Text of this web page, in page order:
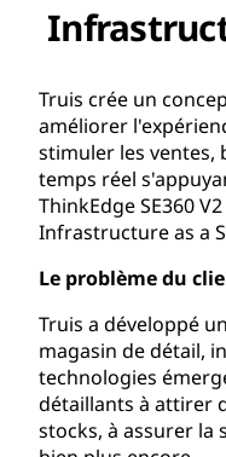
Truis crée un
améliorer
stimuler les ventes,
temps réel
ThinkEdge SE360
Infrastructure as a
Le problème du
Truis a développé
magasin de détail,
technologies
détaillants à attirer
stocks, à assurer la